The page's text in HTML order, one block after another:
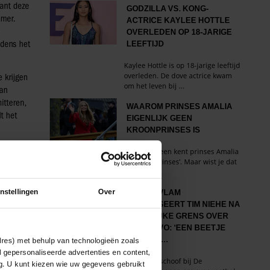
Over
met behulp van technologieën zoals
advertenties en content,
U kunt kiezen wie uw gegevens gebruikt
deze
het
krijgen
het
ook
je
een
de